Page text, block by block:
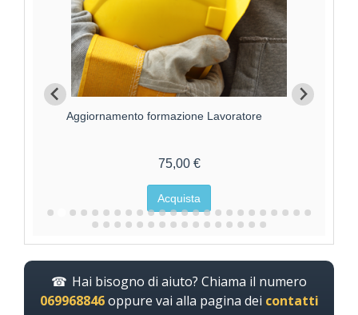
Aggiornamento formazione Lavoratore
75,00 €
Acquista
Hai bisogno di aiuto? Chiama il numero
069968846oppure vai alla pagina dei contatti